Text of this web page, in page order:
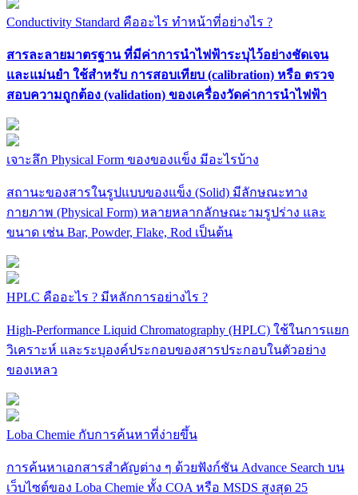
Conductivity Standard คืออะไร ทำหน้าที่อย่างไร ?
สารละลายมาตรฐาน ที่มีค่าการนำไฟฟ้าระบุไว้อย่างชัดเจน
และแม่นยำ ใช้สำหรับ การสอบเทียบ (calibration) หรือ ตรวจ
สอบความถูกต้อง (validation) ของเครื่องวัดค่าการนำไฟฟ้า
เจาะลึก Physical Form ของของแข็ง มีอะไรบ้าง
สถานะของสารในรูปแบบของแข็ง (Solid) มีลักษณะทาง
กายภาพ (Physical Form) หลายหลากลักษณะามรูปร่าง และ
ขนาด เช่น Bar, Powder, Flake, Rod เป็นต้น
HPLC คืออะไร ? มีหลักการอย่างไร ?
High-Performance Liquid Chromatography (HPLC) ใช้ในการแยก
วิเคราะห์ และระบุองค์ประกอบของสารประกอบในตัวอย่าง
ของเหลว
Loba Chemie กับการค้นหาที่ง่ายขึ้น
การค้นหาเอกสารสำคัญต่าง ๆ ด้วยฟังก์ชัน Advance Search บน
เว็บไซต์ของ Loba Chemie ทั้ง COA หรือ MSDS สูงสุด 25